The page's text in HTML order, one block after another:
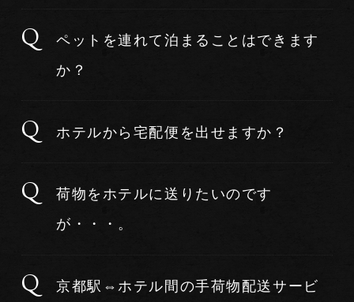
ペットを連れて泊まることはできます
か？
ホテルから宅配便を出せますか？
荷物をホテルに送りたいのです
が・・・。
京都駅⇔ホテル間の手荷物配送サービ